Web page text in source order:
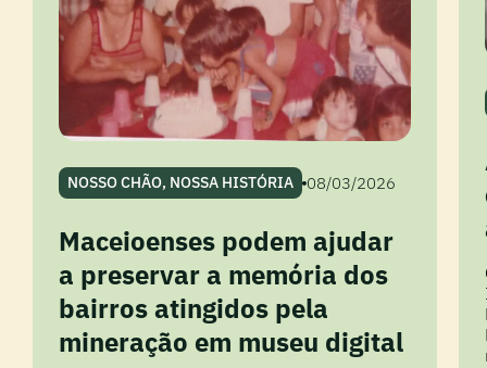
NOSSO CHÃO, NOSSA HISTÓRIA 08/03/2026
Maceioenses podem ajudar
a preservar a memória dos
bairros atingidos pela
mineração em museu digital